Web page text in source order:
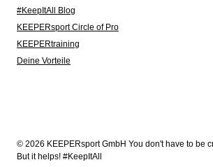
#KeepItAll Blog
KEEPERsport Circle of Pro
KEEPERtraining
Deine Vorteile
© 2026 KEEPERsport GmbH You don't have to be
But it helps! #KeepItAll